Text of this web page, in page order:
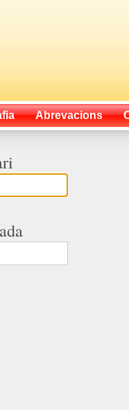
Abrevacions